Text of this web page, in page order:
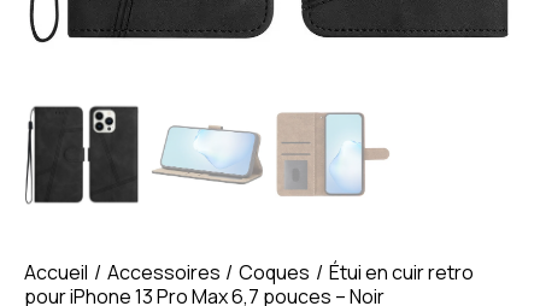
Accueil Accessoires Coques
Étui en cuir retro
pour iPhone 13 Pro Max 6,7 pouces – Noir